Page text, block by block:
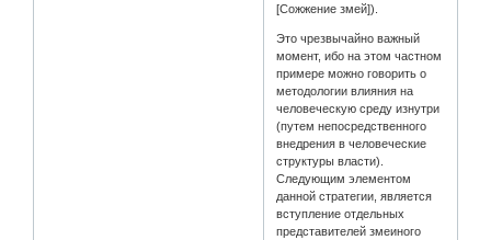
[Сожжение змей]).
Это чрезвычайно важный
момент, ибо на этом частном
примере можно говорить о
методологии влияния на
человеческую среду изнутри
(путем непосредственного
внедрения в человеческие
структуры власти).
Следующим элементом
данной стратегии, является
вступление отдельных
представителей змеиного